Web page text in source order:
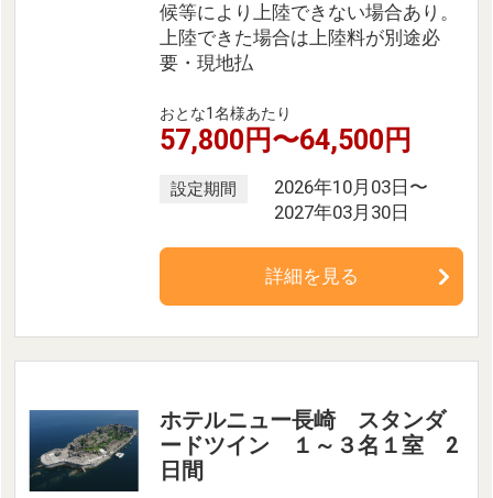
候等により上陸できない場合あり。
上陸できた場合は上陸料が別途必
要・現地払
おとな1名様あたり
57,800円〜64,500円
設定期間
2026年10月03日〜
2027年03月30日
詳細を見る
ホテルニュー長崎 スタンダ
ードツイン １～３名１室 2
日間